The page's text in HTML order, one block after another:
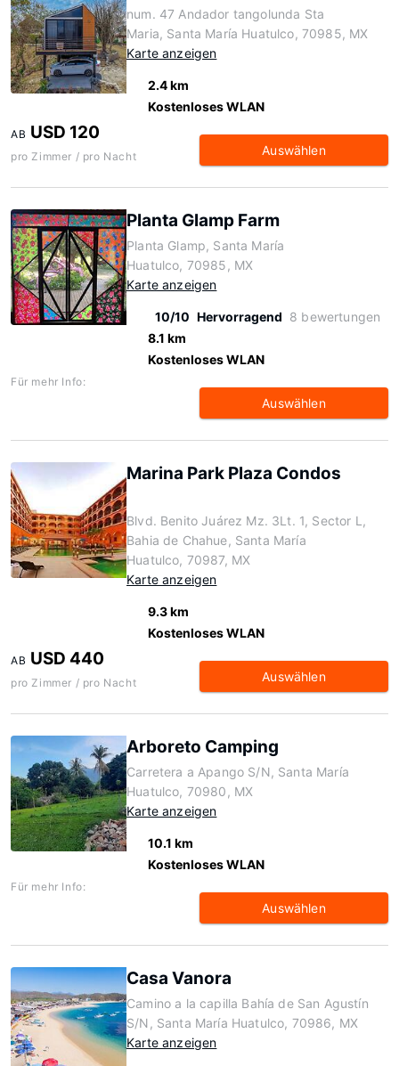
num. 47 Andador tangolunda Sta
Maria, Santa María Huatulco, 70985, MX
Karte anzeigen
2.4 km
Kostenloses WLAN
AB USD 120
pro Zimmer / pro Nacht Auswählen
Planta Glamp Farm
Planta Glamp, Santa María
Huatulco, 70985, MX
Karte anzeigen
10/10 Hervorragend 8 bewertungen
8.1 km
Kostenloses WLAN
Für mehr Info:
Auswählen
Marina Park Plaza Condos
Blvd. Benito Juárez Mz. 3Lt. 1, Sector L,
Bahia de Chahue, Santa María
Huatulco, 70987, MX
Karte anzeigen
9.3 km
Kostenloses WLAN
AB USD 440
pro Zimmer / pro Nacht Auswählen
Arboreto Camping
Carretera a Apango S/N, Santa María
Huatulco, 70980, MX
Karte anzeigen
10.1 km
Kostenloses WLAN
Für mehr Info:
Auswählen
Casa Vanora
Camino a la capilla Bahía de San Agustín
S/N, Santa María Huatulco, 70986, MX
Karte anzeigen